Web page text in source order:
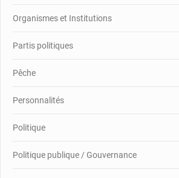
Organismes et Institutions
Partis politiques
Pêche
Personnalités
Politique
Politique publique / Gouvernance